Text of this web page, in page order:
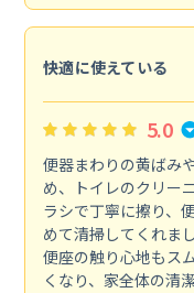
快適に使えている
5.0
便器まわりの黄ばみ
め、トイレのクリー
ラシで丁寧に擦り、
めて清掃してくれま
便座の触り心地もス
くなり、家全体の清